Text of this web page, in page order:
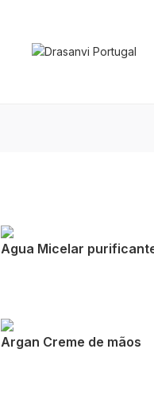
Agua Micelar
Argan Creme de mãos